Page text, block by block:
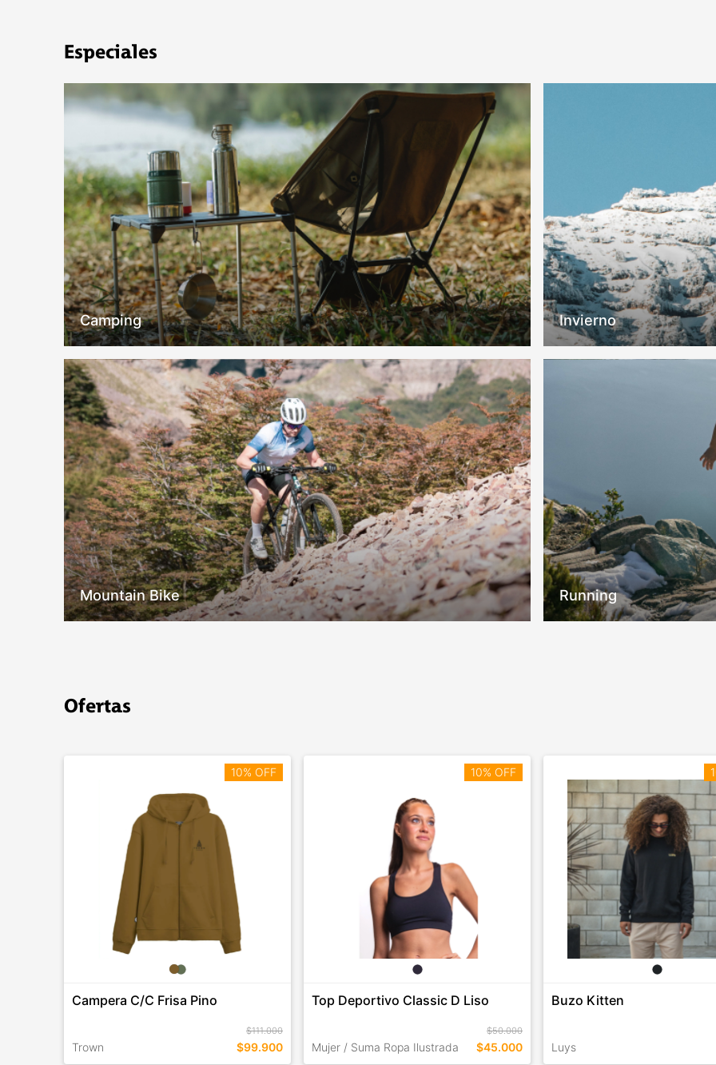
Especiales
Camping Invierno
Mountain Bike Running
Ofertas
10% OFF
Campera C/C Frisa Pino
Trown $99.900
$111.000
10% OFF
Top Deportivo Classic D Liso
Mujer / Suma Ropa Ilustrada $45.000
$50.000
Buzo Kitten
Luys